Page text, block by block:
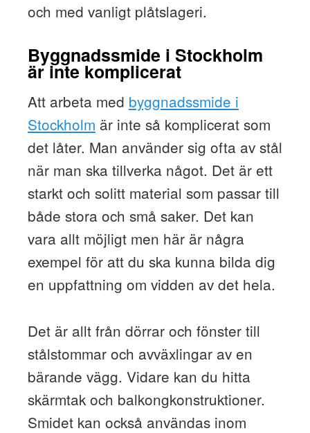
och med vanligt plåtslageri.
Byggnadssmide i Stockholm
är inte komplicerat
Att arbeta med byggnadssmide i
Stockholm är inte så komplicerat som
det låter. Man använder sig ofta av stål
när man ska tillverka något. Det är ett
starkt och solitt material som passar till
både stora och små saker. Det kan
vara allt möjligt men här är några
exempel för att du ska kunna bilda dig
en uppfattning om vidden av det hela.
Det är allt från dörrar och fönster till
stålstommar och avväxlingar av en
bärande vägg. Vidare kan du hitta
skärmtak och balkongkonstruktioner.
Smidet kan också användas inom